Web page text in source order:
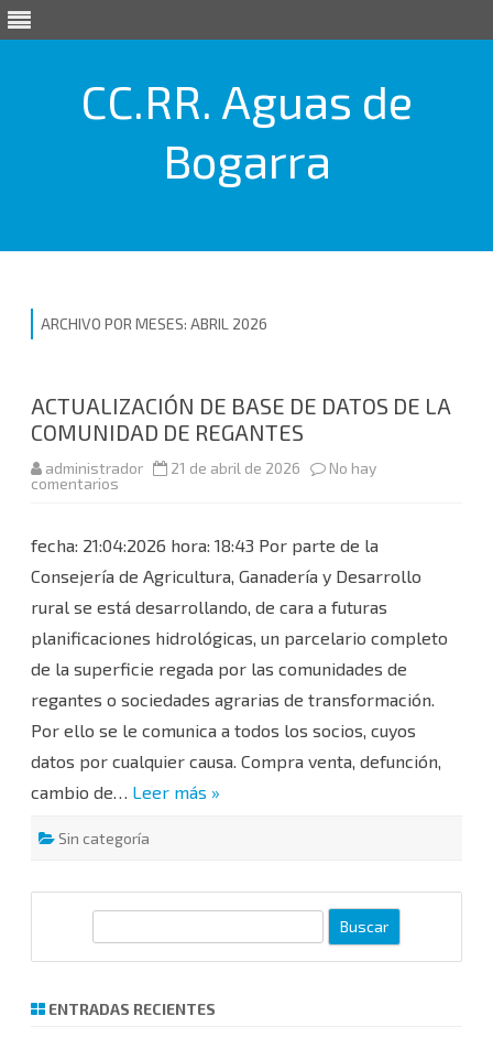
CC.RR. Aguas de
Bogarra
ARCHIVO POR MESES: ABRIL 2026
ACTUALIZACIÓN DE BASE DE DATOS DE LA
COMUNIDAD DE REGANTES
administrador 21 de abril de 2026
No hay
comentarios
DE
DE
COMUNIDAD
REGANTES
fecha: 21:04:2026 hora: 18:43 Por parte de la
Consejería de Agricultura, Ganadería y Desarrollo
rural se está desarrollando, de cara a futuras
planificaciones hidrológicas, un parcelario completo
de la superficie regada por las comunidades de
regantes o sociedades agrarias de transformación.
Por ello se le comunica a todos los socios, cuyos
datos por cualquier causa. Compra venta, defunción,
cambio de… Leer más »
Sin categoría
c
ENTRADAS RECIENTES